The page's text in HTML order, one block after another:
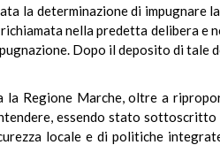
la determinazione di impugnare
nella predetta delibera e
Dopo il deposito di tale
la Regione Marche, oltre a
essendo stato
locale e di politiche